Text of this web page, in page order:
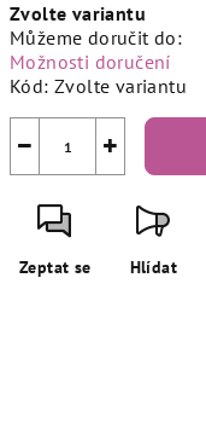
cena:
Zvolte variantu
Můžeme doručit do:
Možnosti doručení
Kód: Zvolte variantu
+
−
Zeptat se Hlídat